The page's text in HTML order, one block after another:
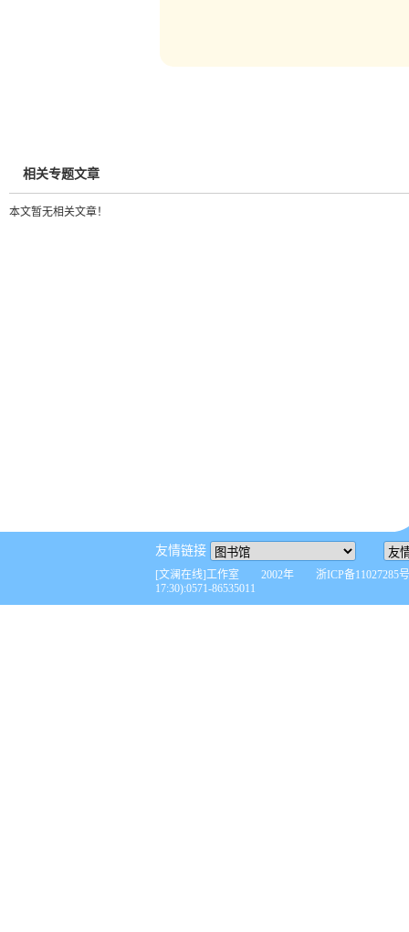
相关专题文章
本文暂无相关文章！
友情链接
[文澜在线]工作室 2002年 浙ICP备11027285
17:30):0571-86535011